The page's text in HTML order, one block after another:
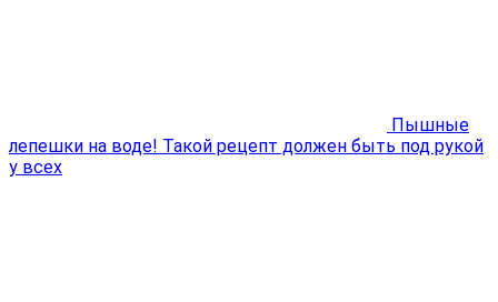
Пышные
лепешки на воде! Такой рецепт должен быть под рукой
у всех